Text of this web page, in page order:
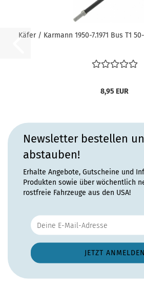
Käfer / Karmann 1950-7.1971 Bus T1
8,95 EUR
Newsletter bestellen
abstauben!
Erhalte Angebote, Gutscheine und
Produkten sowie über wöchentlich
rostfreie Fahrzeuge aus den USA!